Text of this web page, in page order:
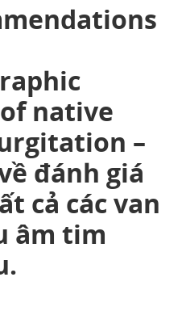
native
–
đánh giá
cả các van
âm tim